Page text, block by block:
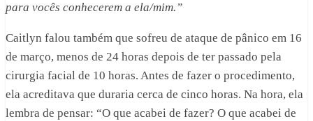
para vocês conhecerem a ela/mim.”
Caitlyn falou também que sofreu de ataque de pânico em 16
de março, menos de 24 horas depois de ter passado pela
cirurgia facial de 10 horas. Antes de fazer o procedimento,
ela acreditava que duraria cerca de cinco horas. Na hora, ela
lembra de pensar: “O que acabei de fazer? O que acabei de